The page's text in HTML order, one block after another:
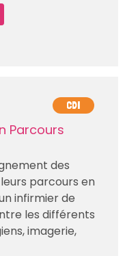
CDI
Parcours
des
parcours en
infirmier de
les différents
imagerie,